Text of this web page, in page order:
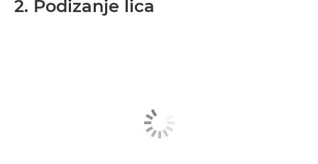
2. Podizanje lica